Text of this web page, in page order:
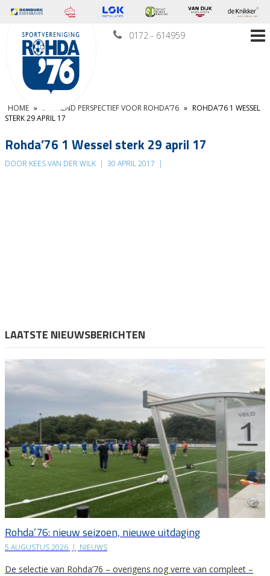
0172 - 614959
HOME » LONKEND PERSPECTIEF VOOR ROHDA’76 » ROHDA’76 1 WESSEL
STERK 29 APRIL 17
Rohda’76 1 Wessel sterk 29 april 17
DOOR KEES VAN DER WILK | 30 APRIL 2017 |
LAATSTE NIEUWSBERICHTEN
Rohda’76: nieuw seizoen, nieuwe uitdaging
5 AUGUSTUS 2026 | NIEUWS
De selectie van Rohda’76 – overigens nog verre van compleet –